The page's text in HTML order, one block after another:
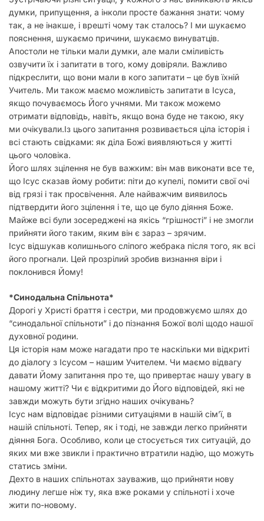
думки, припущення, а інколи просте бажання знати: чому
так, а не інакше, і врешті чому так сталось? І ми шукаємо
пояснення, шукаємо причини, шукаємо винуватців.
Апостоли не тільки мали думки, але мали сміливість
озвучити їх і запитати в того, кому довіряли. Важливо
підкреслити, що вони мали в кого запитати – це був їхній
Учитель. Ми також маємо можливість запитати в Ісуса,
якщо почуваємось Його учнями. Ми також можемо
отримати відповідь, навіть, якщо вона буде не такою, яку
ми очікували.Із цього запитання розвивається ціла історія і
всі стають свідками: як діла Божі виявляються у житті
цього чоловіка.
Його шлях зцілення не був важким: він мав виконати все те,
що Ісус сказав йому робити: піти до купелі, помити свої очі
від грязі і так просвічення. Але найважчим виявилось
підтвердити його зцілення і те, що це було діяння Боже.
Майже всі були зосереджені на якісь “грішності” і не змогли
прийняти його таким, яким він є зараз – зрячим.
Ісус відшукав колишнього сліпого жебрака після того, як всі
його прогнали. Цей прозрілий зробив визнання віри і
поклонився Йому!
*Синодальна Спільнота*
Дорогі у Христі браття і сестри, ми продовжуємо шлях до
“синодальної спільноти” і до пізнання Божої волі щодо нашої
духовної родини.
Ця історія нам може нагадати про те наскільки ми відкриті
до діалогу з Ісусом – нашим Учителем. Чи маємо відвагу
давати Йому запитання про те, що привертає нашу увагу в
нашому житті? Чи є відкритими до Його відповідей, які не
завжди можуть бути згідно наших очікувань?
Ісус нам відповідає різними ситуаціями в нашій сімʼї, в
нашій спільноті. Тепер, як і тоді, не завжди легко прийняти
діяння Бога. Особливо, коли це стосується тих ситуацій, до
яких ми вже звикли і практично втратили надію, що можуть
статись зміни.
Дехто в наших спільнотах зауважив, що прийняти нову
людину легше ніж ту, яка вже роками у спільноті і хоче
жити по-новому.